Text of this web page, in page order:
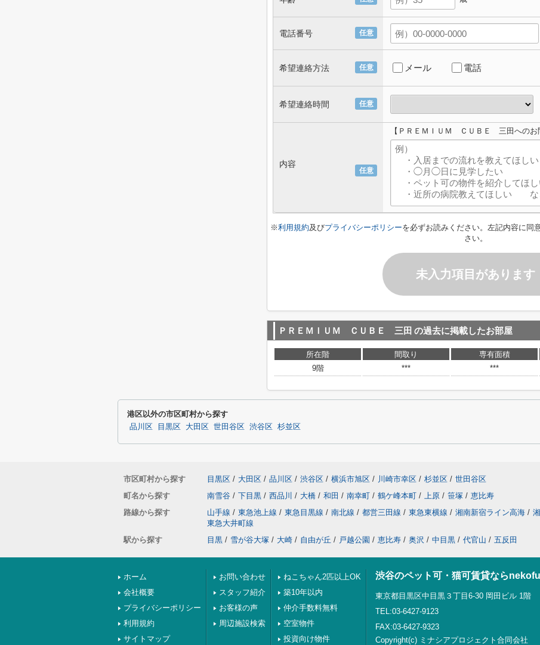
任意
電話番号
任意
希望連絡方法 メール 電話
任意
希望連絡時間
任意
内容
【ＰＲＥＭＩＵＭ ＣＵＢＥ 三田へのお
※利用規約及びプライバシーポリシーを必ずお読みください。左記内容に同
さい。
未入力項目があります
ＰＲＥＭＩＵＭ ＣＵＢＥ 三田 の過去に掲載したお部屋
所在階 間取り 専有面積
9階
*** ***
港区以外の市区町村から探す
品川区 目黒区 大田区 世田谷区 渋谷区 杉並区
市区町村から探す 目黒区 / 大田区 / 品川区 / 渋谷区 / 横浜市旭区 / 川崎市幸区 / 杉並区 / 世田谷区
町名から探す
南雪谷 / 下目黒 / 西品川 / 大橋 / 和田 / 南幸町 / 鶴ケ峰本町 / 上原 / 笹塚 / 恵比寿
路線から探す
山手線 / 東急池上線 / 東急目黒線 / 南北線 / 都営三田線 / 東急東横線 / 湘南新宿ライン高海 /
東急大井町線
駅から探す
目黒 / 雪が谷大塚 / 大崎 / 自由が丘 / 戸越公園 / 恵比寿 / 奥沢 / 中目黒 / 代官山 / 五反田
ホーム
会社概要
プライバシーポリシー
利用規約
サイトマップ
お問い合わせ
スタッフ紹介
お客様の声
周辺施設検索
ねこちゃん2匹以上OK
築10年以内
仲介手数料無料
空室物件
投資向け物件
渋谷のペット可・猫可賃貸ならnekofu
東京都目黒区中目黒３丁目6-30 岡田ビル 1階
TEL:03-6427-9123
FAX:03-6427-9323
Copyright(c) ミナシアプロジェクト合同会社